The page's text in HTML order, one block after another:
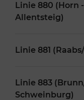
Linie 880 (Horn
Allentsteig)
Linie 881
Linie 883
Schweinburg)